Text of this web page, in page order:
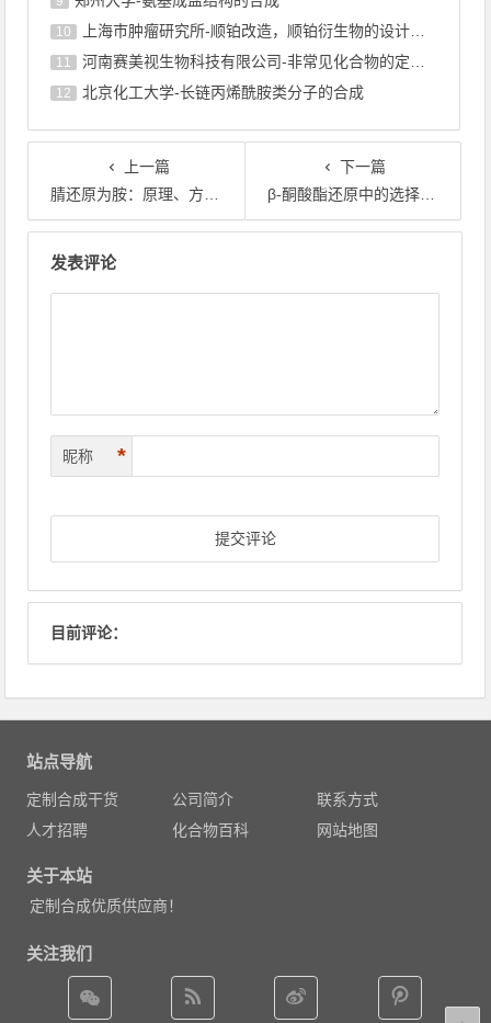
10 上海巿肿瘤研究所-顺铂改造，顺铂衍生物的设计合成
11 河南赛美视生物科技有限公司-非常见化合物的定制合成，工艺研发
12 北京化工大学-长链丙烯酰胺类分子的合成
上一篇
腈还原为胺：原理、方法与应用
下一篇
β‑酮酸酯还原中的选择性挑战与解决策略
发表评论
昵称 *
目前评论：
站点导航
定制合成干货 公司简介
联系方式
人才招聘
化合物百科 网站地图
关于本站
定制合成优质供应商！
关注我们